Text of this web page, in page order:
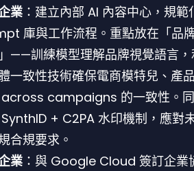
業 ：建立內部 AI 內容中心，規範
庫與工作流程。重點放在「品
——訓練模型理解品牌視覺語言，
一致性技術確保電商模特兒、產
across campaigns 的一致性。
+ C2PA 水印機制，應對
合規要求。
業 ：與 Google Cloud 簽訂企業